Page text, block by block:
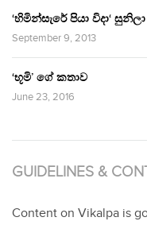
‘හිමින්සැරේ පියා විදා‘
September 9, 2013
‘භූමි’ ගේ කතාව
June 23, 2016
GUIDELINES &
Content on Vikalpa is